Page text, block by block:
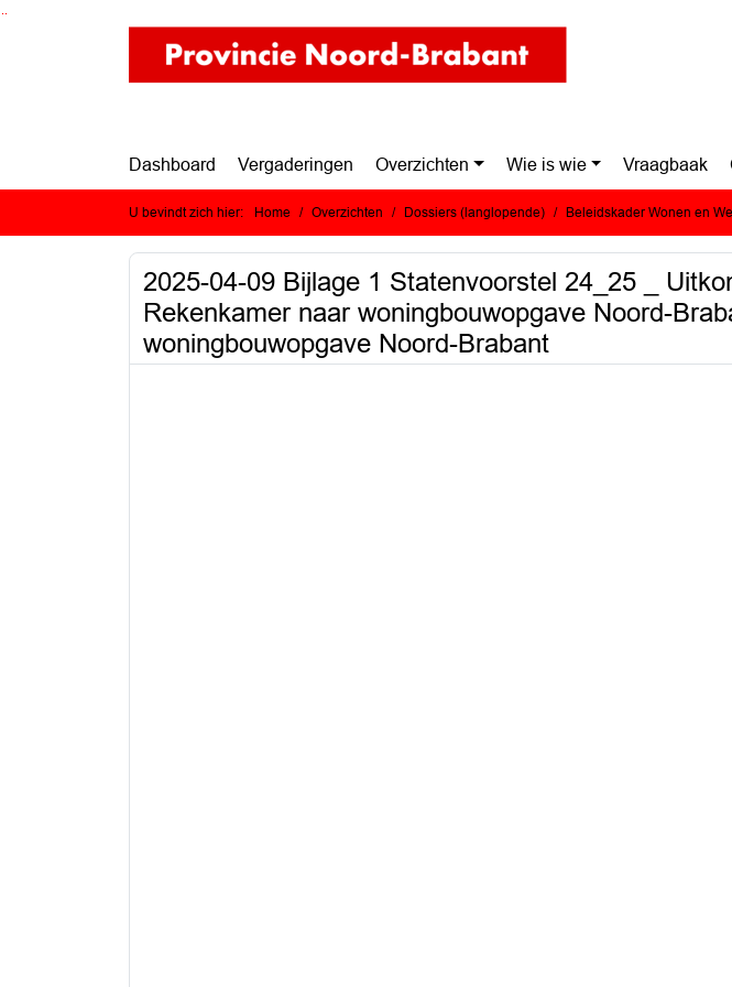
Ga naar de inhoud van deze pagina
Ga naar het zoeken
Ga naar het menu
Dashboard Vergaderingen Overzichten Wie is wie Vraagbaak
U bevindt zich hier: Home Overzichten Dossiers (langlopende) Beleidskader Wonen en
2025-04-09 Bijlage 1 Statenvoorstel 24_25 _
Rekenkamer naar woningbouwopgave Noord-
woningbouwopgave Noord-Brabant